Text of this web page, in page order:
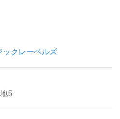
ックレーベルズ
5